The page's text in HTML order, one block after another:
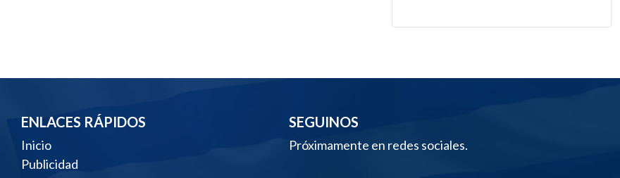
ENLACES RÁPIDOS
Inicio
Publicidad
SEGUINOS
Próximamente en redes sociales.